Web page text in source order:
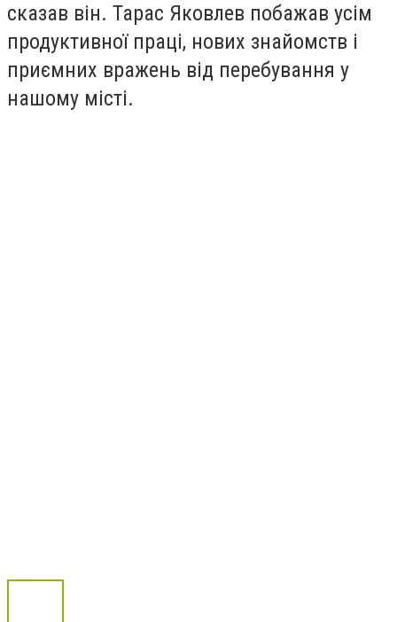
сказав він. Тарас Яковлев побажав усім
продуктивної праці, нових знайомств і
приємних вражень від перебування у
нашому місті.